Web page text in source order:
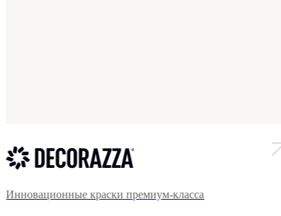
Инновационные краски премиум-класса